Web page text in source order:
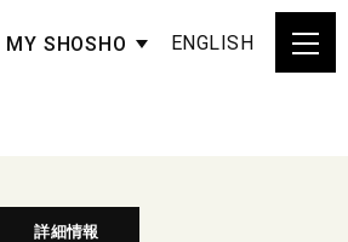
MY SHOSHO ENGLISH
詳細情報